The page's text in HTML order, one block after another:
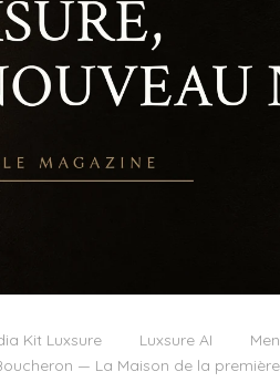
Kit Luxsure Luxsure AI
— La Maison de la